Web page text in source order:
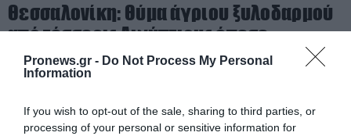
Pronews.gr - Do Not Process My Personal
Information
If you wish to opt-out of the sale, sharing to third parties, or
processing of your personal or sensitive information for
Θεσσαλονίκη: Θύμα άγριου ξυλοδαρμού
από τέσσερις Αιγύπτιους έπεσε
19χρονος – Επιχείρησαν να τον
ληστέψουν
10.08.2026 | 08:50